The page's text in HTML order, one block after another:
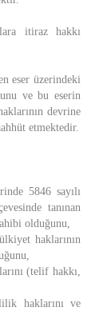
itiraz hakkı
eser üzerindeki
ve bu eserin
devrine
etmektedir.
5846 sayılı
tanınan
olduğunu,
haklarının
(telif hakkı,
haklarını ve